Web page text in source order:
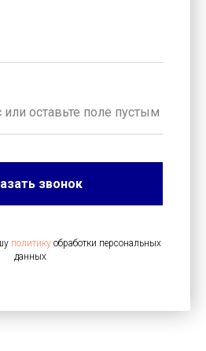
звонок
политикуобработки персональных
данных